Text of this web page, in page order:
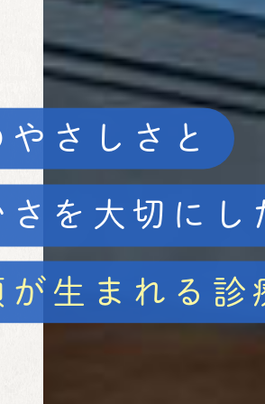
やさしさと
さを大切にし
が生まれる診